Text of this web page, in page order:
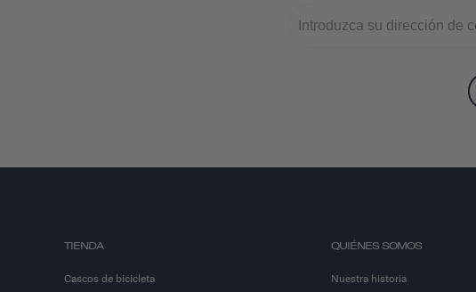
TIENDA
Cascos de bicicleta
QUIÉNES SOMOS
Nuestra historia